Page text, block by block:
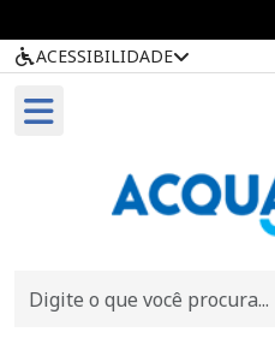
ACESSIBILIDADE